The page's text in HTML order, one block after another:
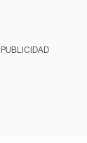
PUBLICIDAD